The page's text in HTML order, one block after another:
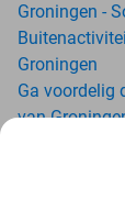
Groningen -
Groningen
Ga voordelig
van
Geniet van